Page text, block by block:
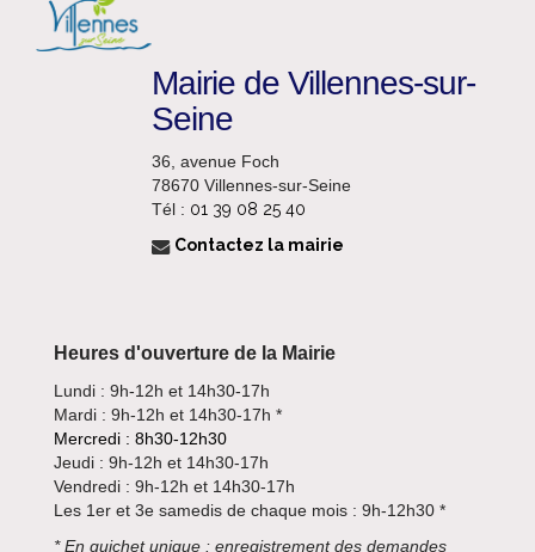
Mairie de Villennes-sur-
Seine
36, avenue Foch
78670 Villennes-sur-Seine
Tél : 01 39 08 25 40
Contactez la mairie
Heures d'ouverture de la Mairie
Lundi : 9h-12h et 14h30-17h
Mardi : 9h-12h et 14h30-17h *
Mercredi : 8h30-12h30
Jeudi : 9h-12h et 14h30-17h
Vendredi : 9h-12h et 14h30-17h
Les 1er et 3e samedis de chaque mois : 9h-12h30 *
*En guichet unique : enregistrement des demandes